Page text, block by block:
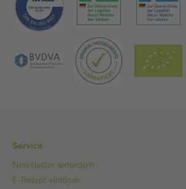
Service
Newsletter anfordern
E-Rezept einlösen